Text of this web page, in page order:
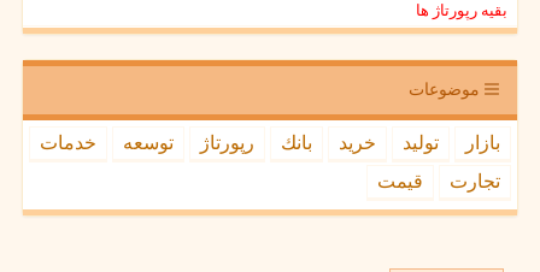
بقیه رپورتاژ ها
موضوعات
بازار تولید خرید بانك رپورتاژ توسعه
خدمات
تجارت
قیمت